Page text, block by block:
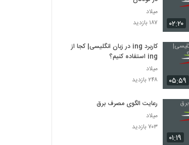
۰۲:۲۰
میلاد
۱۸۷ بازدید
۰۵:۵۹
کاربرد ing در زبان انگلیسی| کجا از
ing استفاده کنیم؟
میلاد
۲۴۸ بازدید
۰۱:۱۹
رعایت الگوی مصرف برق
میلاد
۷۰۳ بازدید